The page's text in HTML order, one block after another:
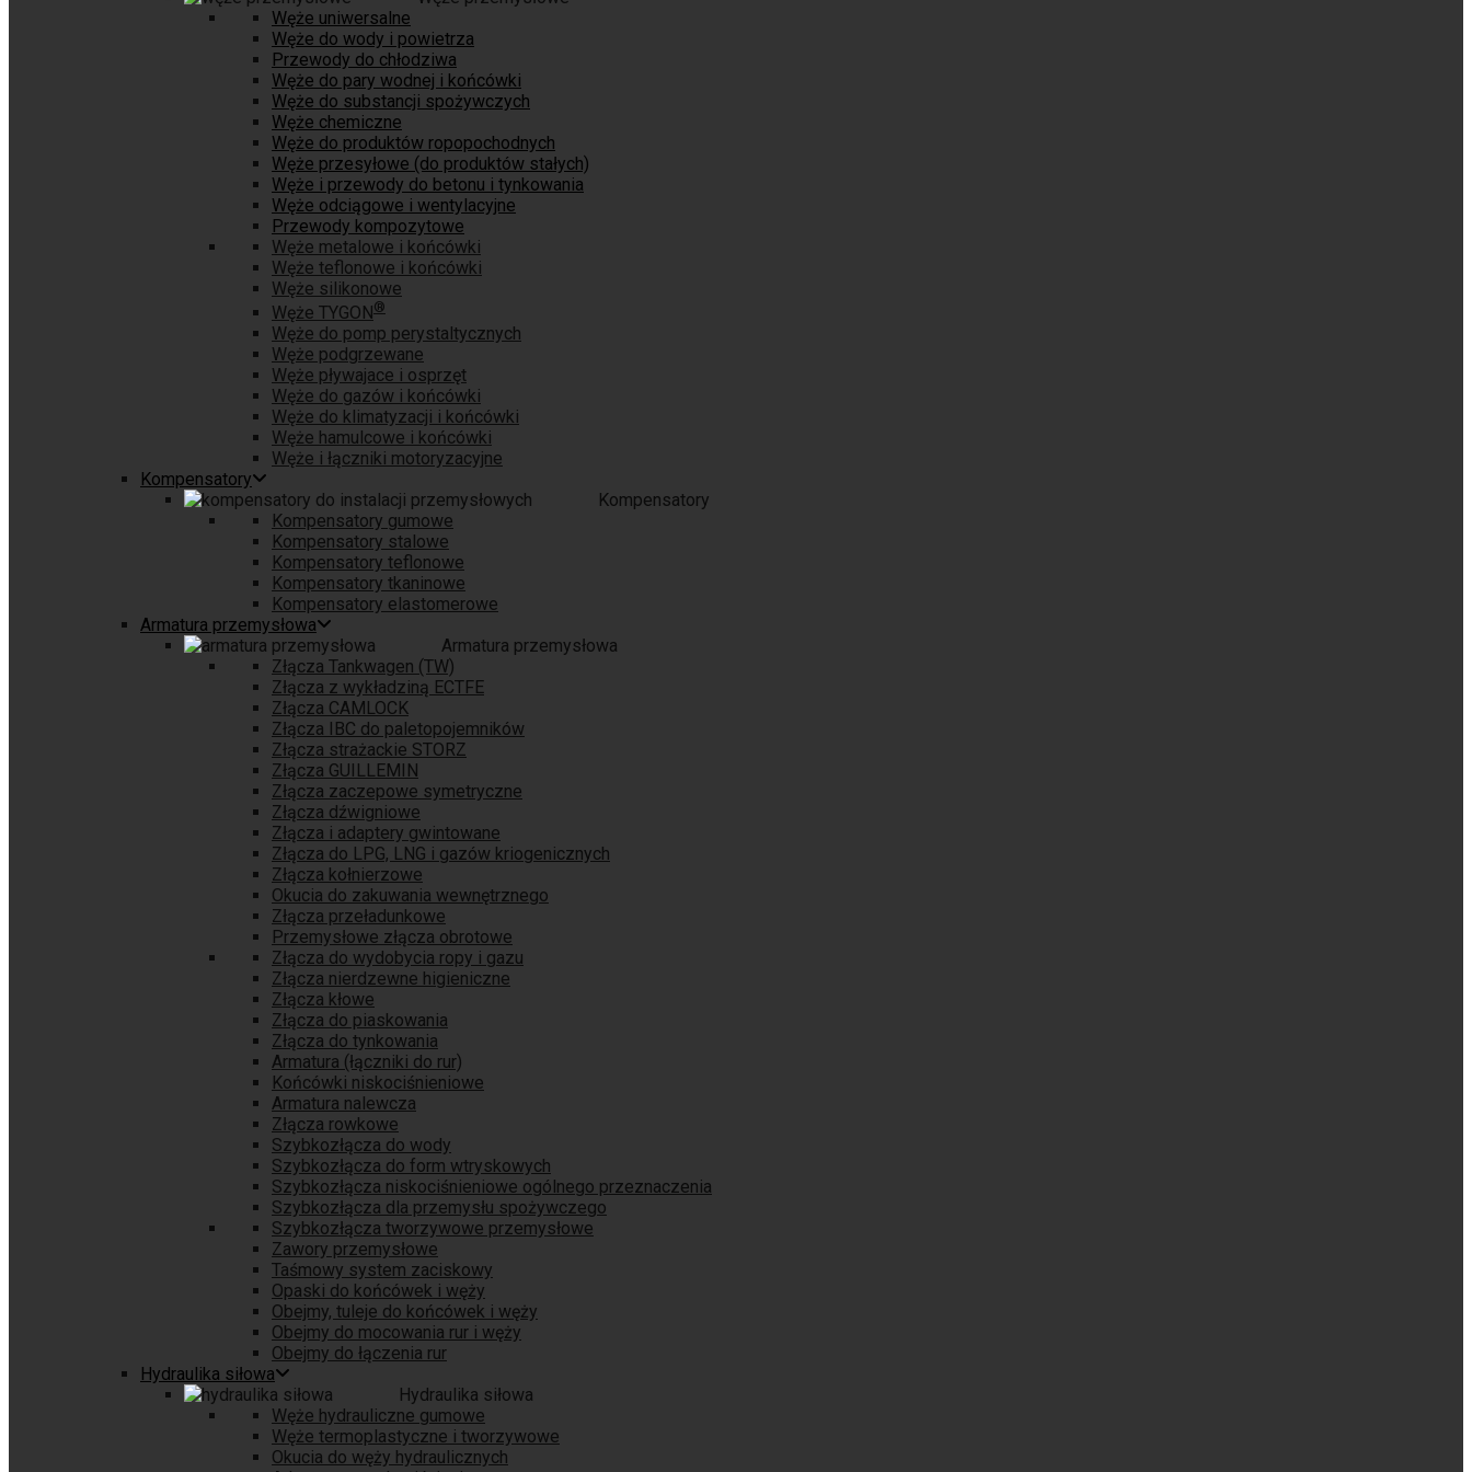
Węże uniwersalne
Węże do wody i powietrza
Przewody do chłodziwa
Węże do pary wodnej i końcówki
Węże do substancji spożywczych
Węże chemiczne
Węże do produktów ropopochodnych
Węże przesyłowe (do produktów stałych)
Węże i przewody do betonu i tynkowania
Węże odciągowe i wentylacyjne
Przewody kompozytowe
Węże metalowe i końcówki
Węże teflonowe i końcówki
Węże silikonowe
Węże TYGON®
Węże do pomp perystaltycznych
Węże podgrzewane
Węże pływajace i osprzęt
Węże do gazów i końcówki
Węże do klimatyzacji i końcówki
Węże hamulcowe i końcówki
Węże i łączniki motoryzacyjne
Kompensatory
Kompensatory
Kompensatory gumowe
Kompensatory stalowe
Kompensatory teflonowe
Kompensatory tkaninowe
Kompensatory elastomerowe
Armatura przemysłowa
Armatura przemysłowa
Złącza Tankwagen (TW)
Złącza z wykładziną ECTFE
Złącza CAMLOCK
Złącza IBC do paletopojemników
Złącza strażackie STORZ
Złącza GUILLEMIN
Złącza zaczepowe symetryczne
Złącza dźwigniowe
Złącza i adaptery gwintowane
Złącza do LPG, LNG i gazów kriogenicznych
Złącza kołnierzowe
Okucia do zakuwania wewnętrznego
Złącza przeładunkowe
Przemysłowe złącza obrotowe
Złącza do wydobycia ropy i gazu
Złącza nierdzewne higieniczne
Złącza kłowe
Złącza do piaskowania
Złącza do tynkowania
Armatura (łączniki do rur)
Końcówki niskociśnieniowe
Armatura nalewcza
Złącza rowkowe
Szybkozłącza do wody
Szybkozłącza do form wtryskowych
Szybkozłącza niskociśnieniowe ogólnego przeznaczenia
Szybkozłącza dla przemysłu spożywczego
Szybkozłącza tworzywowe przemysłowe
Zawory przemysłowe
Taśmowy system zaciskowy
Opaski do końcówek i węży
Obejmy, tuleje do końcówek i węży
Obejmy do mocowania rur i węży
Obejmy do łączenia rur
Hydraulika siłowa
Hydraulika siłowa
Węże hydrauliczne gumowe
Węże termoplastyczne i tworzywowe
Okucia do węży hydraulicznych